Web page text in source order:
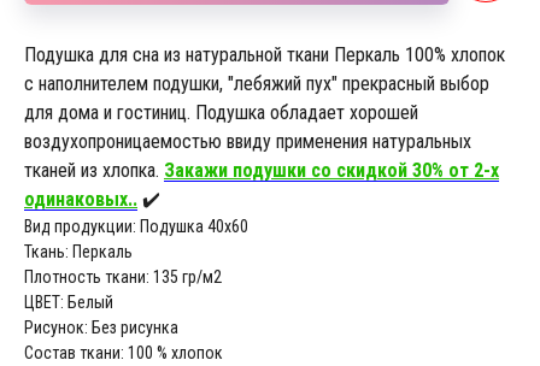
Подушка для сна из натуральной ткани Перкаль 100% хлопок
с наполнителем подушки, "лебяжий пух" прекрасный выбор
для дома и гостиниц. Подушка обладает хорошей
воздухопроницаемостью ввиду применения натуральных
тканей из хлопка. Закажи подушки со скидкой 30% от 2-х
одинаковых.. ✔️
Вид продукции: Подушка 40х60
Ткань: Перкаль
Плотность ткани: 135 гр/м2
ЦВЕТ: Белый
Рисунок: Без рисунка
Состав ткани: 100 % хлопок